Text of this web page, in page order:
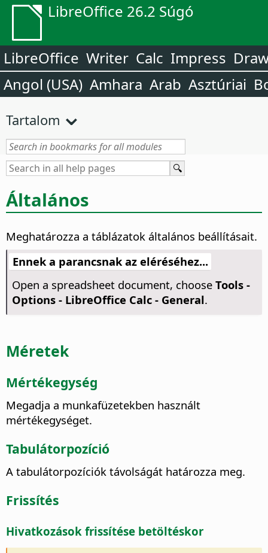
LibreOffice 26.2 Súgó
LibreOffice Writer Calc Impress
Angol (USA) Amhara Arab Asztúriai
Tartalom
Általános
Meghatározza a táblázatok általános beállításait.
Ennek a parancsnak az eléréséhez...
Open a spreadsheet document, choose Tools -
Options- LibreOffice Calc - General.
Méretek
Mértékegység
Megadja a munkafüzetekben használt
mértékegységet.
Tabulátorpozíció
A tabulátorpozíciók távolságát határozza meg.
Frissítés
Hivatkozások frissítése betöltéskor